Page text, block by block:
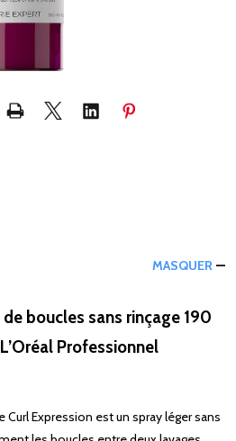
MASQUER
boucles sans rinçage 190
Professionnel
Curl Expression est un spray léger sans